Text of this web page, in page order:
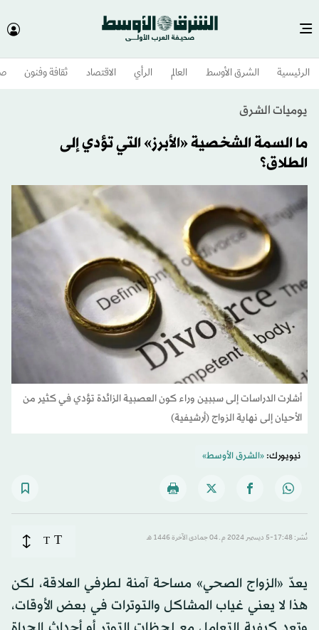
الرئيسية الشرق الأوسط​ العالم الرأي الاقتصاد ثقافة وفنون
يوميات الشرق
ما السمة الشخصية «الأبرز» التي تؤدي إلى
الطلاق؟
أشارت الدراسات إلى سببين وراء كون العصبية الزائدة تؤدي في كثير من
الأحيان إلى نهاية الزواج (أرشيفية)
نيويورك:«الشرق الأوسط»
نُشر: 17:48-5 ديسمبر 2024 م ـ 04 جمادى الآخرة 1446 هـ T
T
يعدّ «الزواج الصحي» مساحة آمنة لطرفي العلاقة، لكن
هذا لا يعني غياب المشاكل والتوترات في بعض الأوقات،